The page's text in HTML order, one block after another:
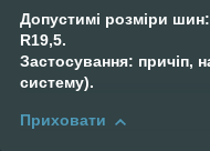
Допустимі розміри
R19,5.
Застосування: причіп,
систему).
Приховати